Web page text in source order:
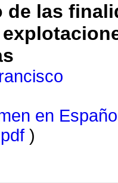
de las
en
pdf )